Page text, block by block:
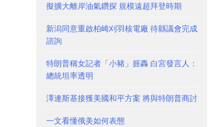
擬擴大離岸油氣鑽探 規模遠超拜登時期
新潟同意重啟柏崎刈羽核電廠 待縣議會完成
諮詢
特朗普稱女記者「小豬」捱轟 白宮發言人：
總統坦率透明
澤連斯基接獲美國和平方案 將與特朗普商討
一文看懂俄美如何表態